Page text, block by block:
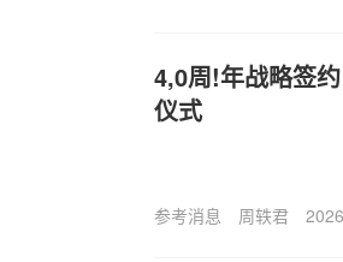
4,0周!年战略签
仪式
参考消息 周轶君